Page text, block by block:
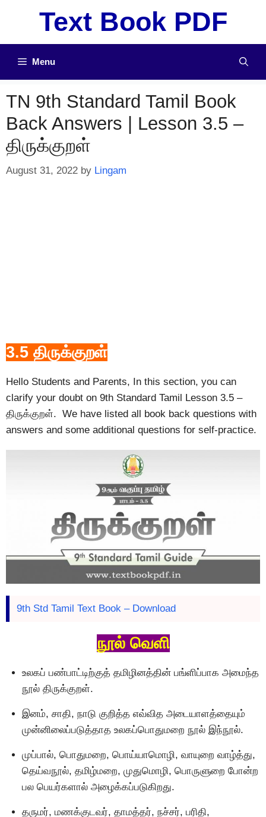
Text Book PDF
Menu
TN 9th Standard Tamil Book
Back Answers | Lesson 3.5 –
திருக்குறள்
August 31, 2022 by Lingam
3.5 திருக்குறள்
Hello Students and Parents, In this section, you can
clarify your doubt on 9th Standard Tamil Lesson 3.5 –
திருக்குறள். We have listed all book back questions with
answers and some additional questions for self-practice.
9th Std Tamil Text Book – Download
நூல் வெளி
உலகப் பண்பாட்டிற்குத் தமிழினத்தின் பங்ளிப்பாக அமைந்த
நூல் திருக்குறள்.
இனம், சாதி, நாடு குறித்த எவ்வித அடையாளத்தையும்
முன்னிலைப்படுத்தாத உலகப்பொதுமறை நூல் இந்நூல்.
முப்பால், பொதுமறை, பொய்யாமொழி, வாயுறை வாழ்த்து,
தெய்வநூல், தமிழ்மறை, முதுமொழி, பொருளுறை போன்ற
பல பெயர்களால் அழைக்கப்படுகிறது.
தருமர், மணக்குடவர், தாமத்தர், நச்சர், பரிதி,